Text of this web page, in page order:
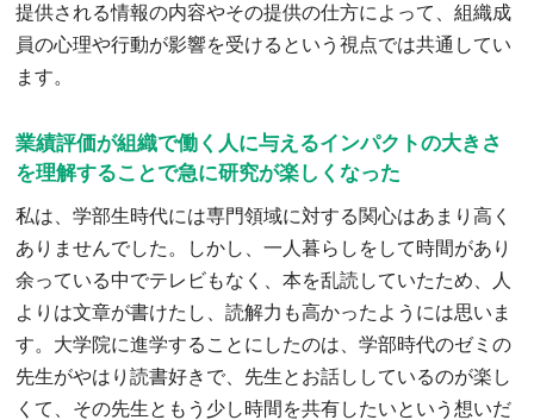
提供される情報の内容やその提供の仕方によって、組織成
員の心理や行動が影響を受けるという視点では共通してい
ます。
業績評価が組織で働く人に与えるインパクトの大きさ
を理解することで急に研究が楽しくなった
私は、学部生時代には専門領域に対する関心はあまり高く
ありませんでした。しかし、一人暮らしをして時間があり
余っている中でテレビもなく、本を乱読していたため、人
よりは文章が書けたし、読解力も高かったようには思いま
す。大学院に進学することにしたのは、学部時代のゼミの
先生がやはり読書好きで、先生とお話ししているのが楽し
くて、その先生ともう少し時間を共有したいという想いだ